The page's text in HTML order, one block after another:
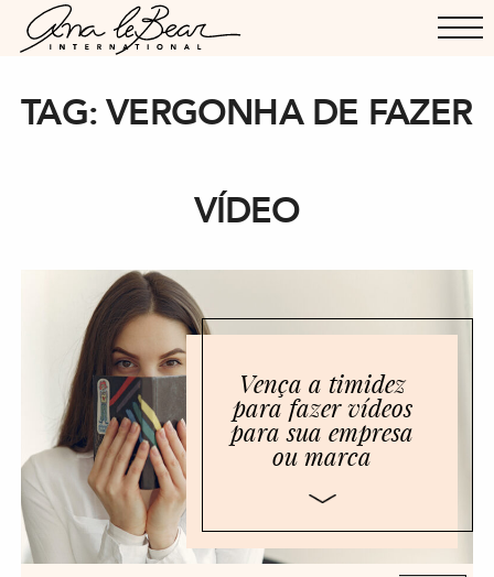
TAG:VERGONHA DE FAZER
VÍDEO
Vença a timidez
para fazer vídeos
para sua empresa
ou marca